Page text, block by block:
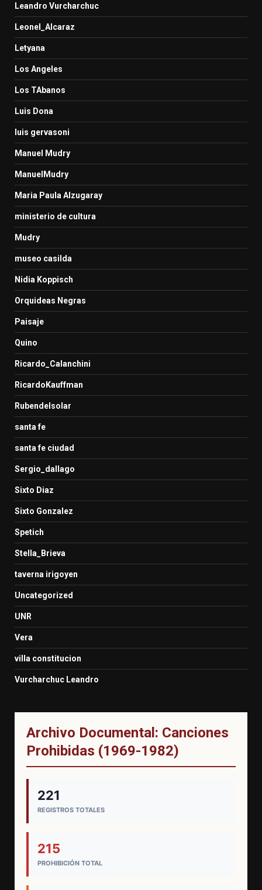
Leandro Vurcharchuc
Leonel_Alcaraz
Letyana
Los Angeles
Los TAbanos
Luis Dona
luis gervasoni
Manuel Mudry
ManuelMudry
Maria Paula Alzugaray
ministerio de cultura
Mudry
museo casilda
Nidia Koppisch
Orquideas Negras
Paisaje
Quino
Ricardo_Calanchini
RicardoKauffman
Rubendelsolar
santa fe
santa fe ciudad
Sergio_dallago
Sixto Diaz
Sixto Gonzalez
Spetich
Stella_Brieva
taverna irigoyen
Uncategorized
UNR
Vera
villa constitucion
Vurcharchuc Leandro
Archivo Documental: Canciones
Prohibidas (1969-1982)
221
REGISTROS TOTALES
215
PROHIBICIÓN TOTAL